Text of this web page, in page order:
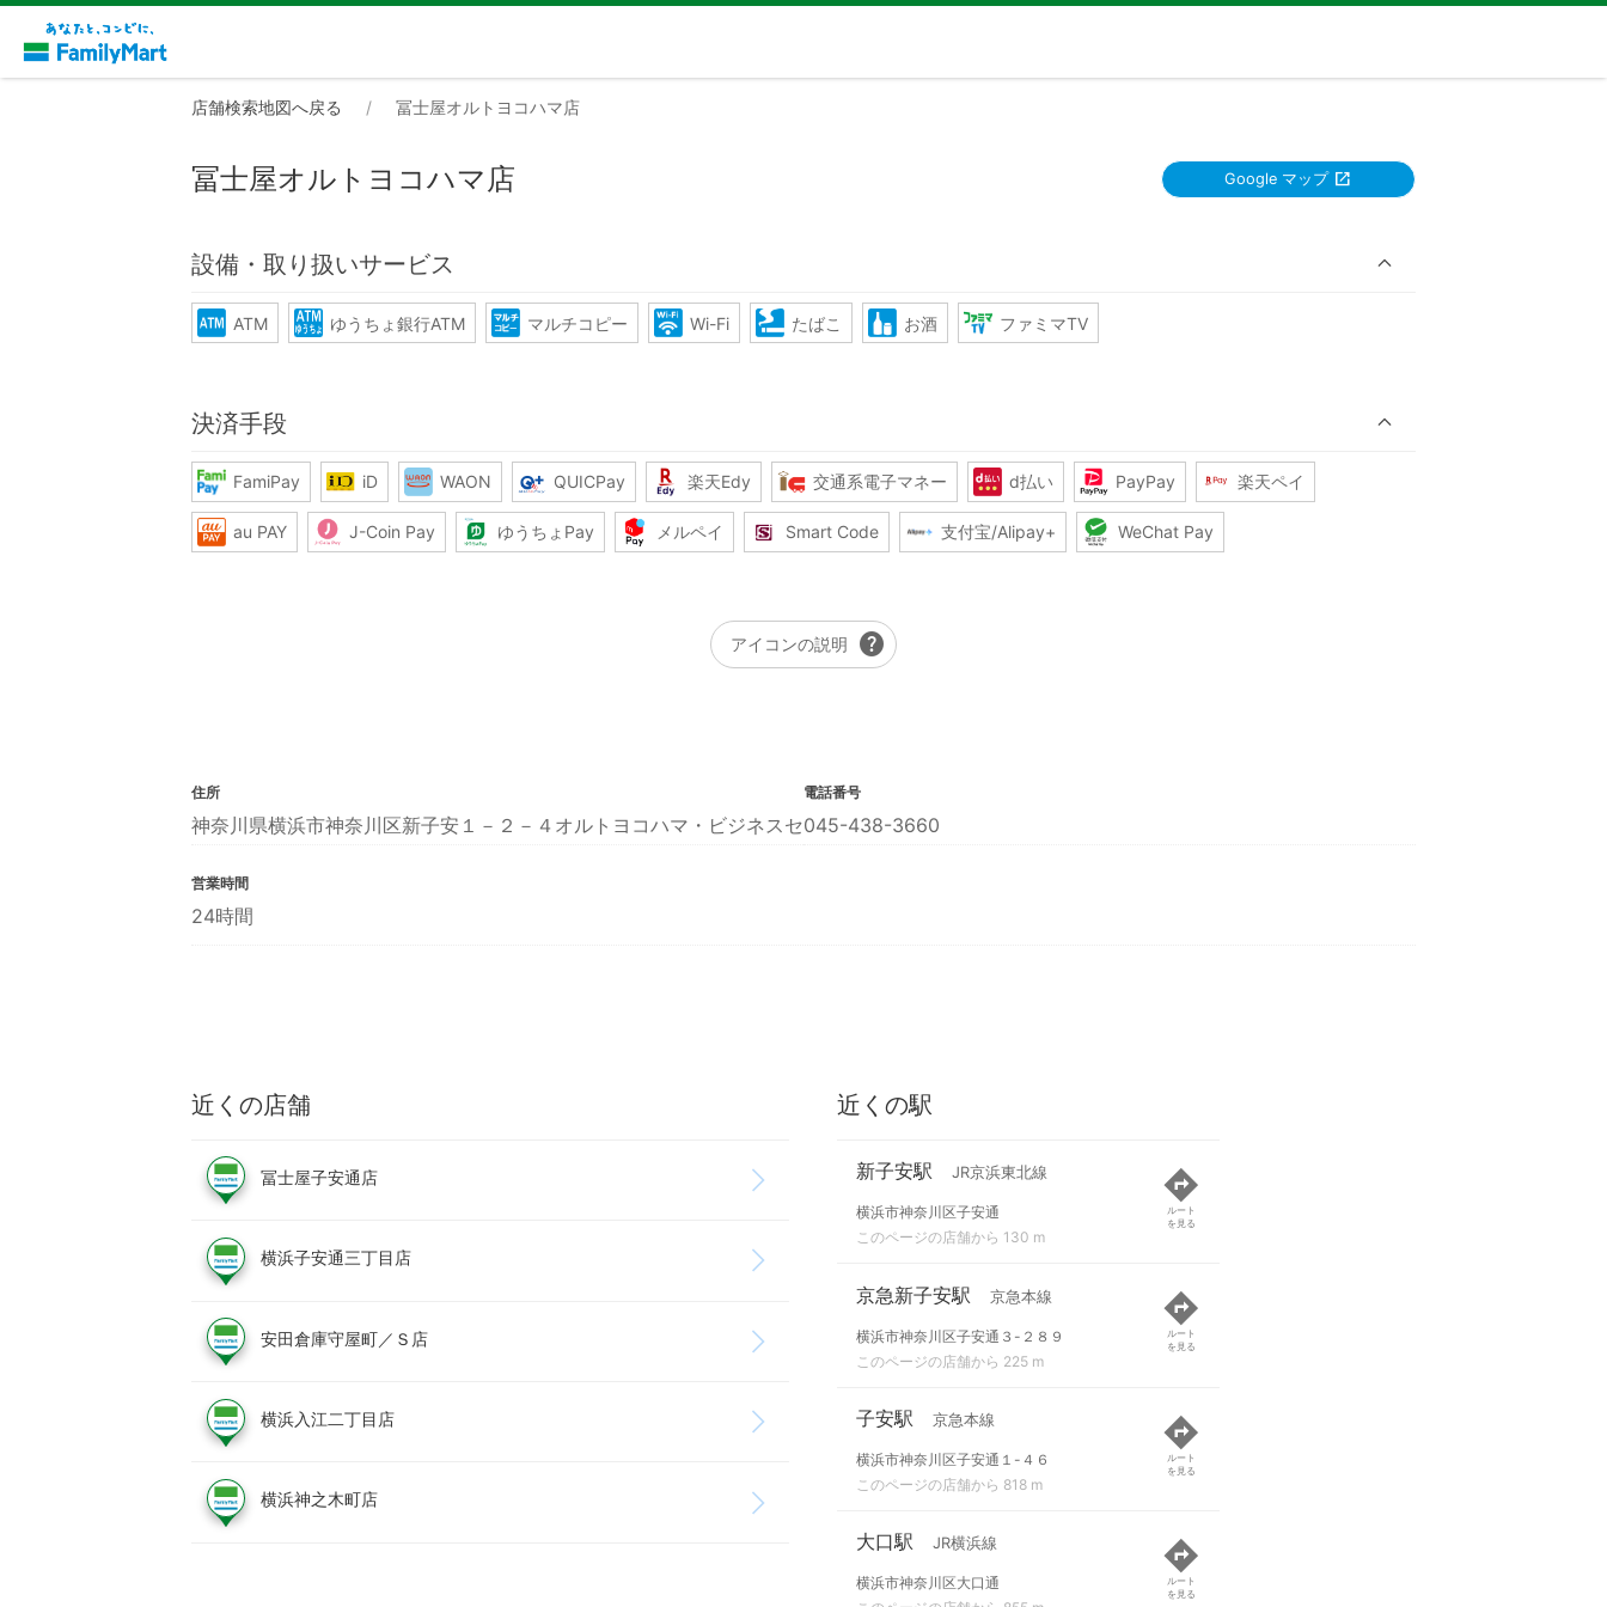
店舗検索地図へ戻る 冨士屋オルトヨコハマ店
冨士屋オルトヨコハマ店 Google マップ
設備・取り扱いサービス
ATM ゆうちょ銀行ATM マルチコピー Wi-Fi たばこ お酒 ファミマTV
決済手段
FamiPay iD WAON QUICPay 楽天Edy 交通系電子マネー d払い PayPay 楽天ペイ
au PAY J-Coin Pay ゆうちょPay メルペイ Smart Code 支付宝/Alipay+ WeChat Pay
アイコンの説明 help
住所
神奈川県横浜市神奈川区新子安１－２－４オルトヨコハマ・ビジネスセ
電話番号
045-438-3660
営業時間
24時間
近くの店舗
冨士屋子安通店
横浜子安通三丁目店
安田倉庫守屋町／Ｓ店
横浜入江二丁目店
横浜神之木町店
近くの駅
新子安駅 JR京浜東北線
横浜市神奈川区子安通
このページの店舗から 130 m
ルート
を見る
京急新子安駅 京急本線
横浜市神奈川区子安通３-２８９
このページの店舗から 225 m
ルート
を見る
子安駅 京急本線
横浜市神奈川区子安通１-４６
このページの店舗から 818 m
ルート
を見る
大口駅 JR横浜線
横浜市神奈川区大口通
ルート
を見る